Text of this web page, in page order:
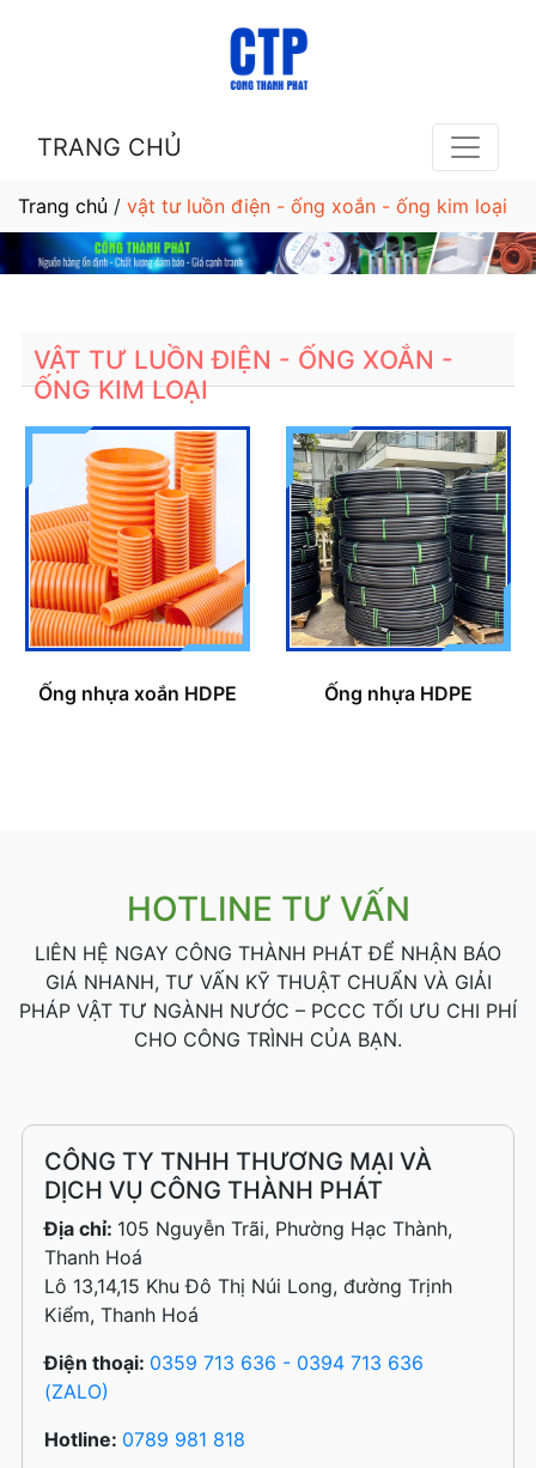
TRANG CHỦ
Trang chủ / vật tư luồn điện - ống xoắn - ống kim loại
VẬT TƯ LUỒN ĐIỆN - ỐNG XOẮN -
ỐNG KIM LOẠI
Ống nhựa xoắn HDPE Ống nhựa HDPE
HOTLINE TƯ VẤN
LIÊN HỆ NGAY CÔNG THÀNH PHÁT ĐỂ NHẬN BÁO
GIÁ NHANH, TƯ VẤN KỸ THUẬT CHUẨN VÀ GIẢI
PHÁP VẬT TƯ NGÀNH NƯỚC – PCCC TỐI ƯU CHI PHÍ
CHO CÔNG TRÌNH CỦA BẠN.
CÔNG TY TNHH THƯƠNG MẠI VÀ
DỊCH VỤ CÔNG THÀNH PHÁT
Địa chỉ: 105 Nguyễn Trãi, Phường Hạc Thành,
Thanh Hoá
Lô 13,14,15 Khu Đô Thị Núi Long, đường Trịnh
Kiểm, Thanh Hoá
Điện thoại: 0359 713 636 - 0394 713 636
(ZALO)
Hotline: 0789 981 818